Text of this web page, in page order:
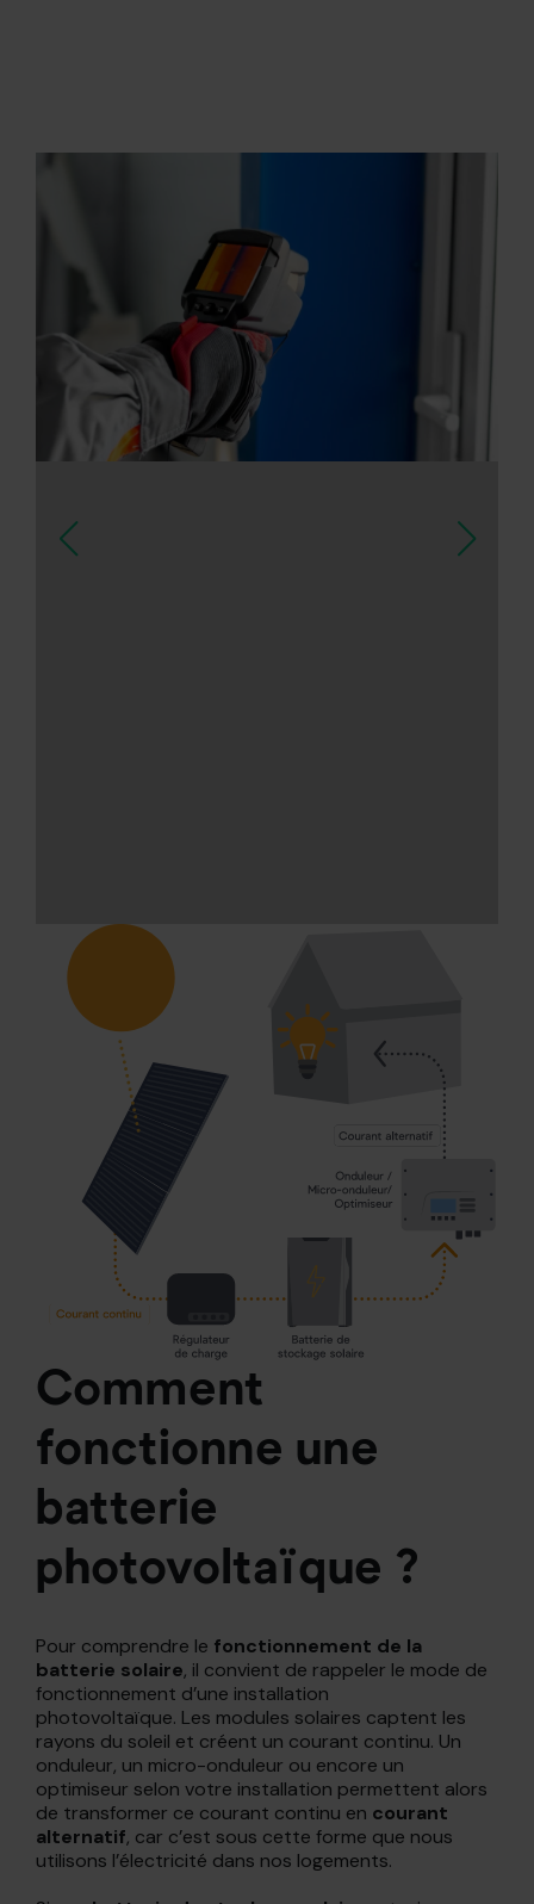
Comment
fonctionne une
batterie
photovoltaïque ?
Pour comprendre le fonctionnement de la
batterie solaire, il convient de rappeler le mode de
fonctionnement d’une installation
photovoltaïque. Les modules solaires captent les
rayons du soleil et créent un courant continu. Un
onduleur, un micro-onduleur ou encore un
optimiseur selon votre installation permettent alors
de transformer ce courant continu en courant
alternatif, car c’est sous cette forme que nous
utilisons l’électricité dans nos logements.